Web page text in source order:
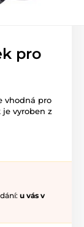
pro
vhodná pro
je vyroben z
u vás v